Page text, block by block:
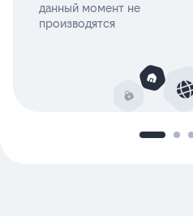
данный момент не
производятся